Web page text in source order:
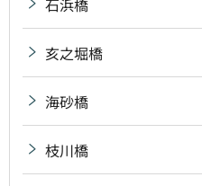
亥之堀橋
海砂橋
枝川橋